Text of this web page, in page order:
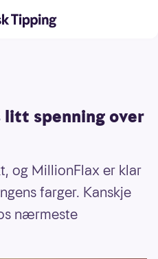
litt spenning over
og MillionFlax er klar
farger. Kanskje
nærmeste